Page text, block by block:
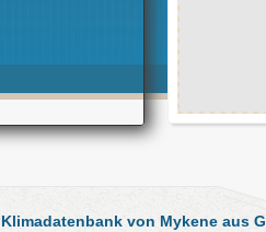
Klimadatenbank von Mykene aus